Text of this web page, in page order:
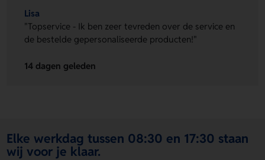
Lisa
"Topservice - Ik ben zeer tevreden over de service en
de bestelde gepersonaliseerde producten!"
14 dagen geleden
Elke werkdag tussen 08:30 en 17:30 staan
wij voor je klaar.